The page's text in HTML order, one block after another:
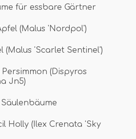
für essbare Gärtner
(Malus 'Nordpol')
(Malus 'Scarlet Sentinel')
(Dispyros
Jn5)
Holly (Ilex Crenata 'Sky